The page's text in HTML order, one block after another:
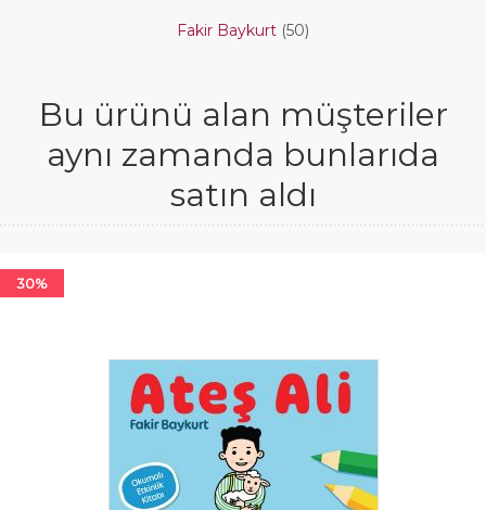
Fakir Baykurt (50)
Bu ürünü alan müşteriler
aynı zamanda bunlarıda
satın aldı
30%